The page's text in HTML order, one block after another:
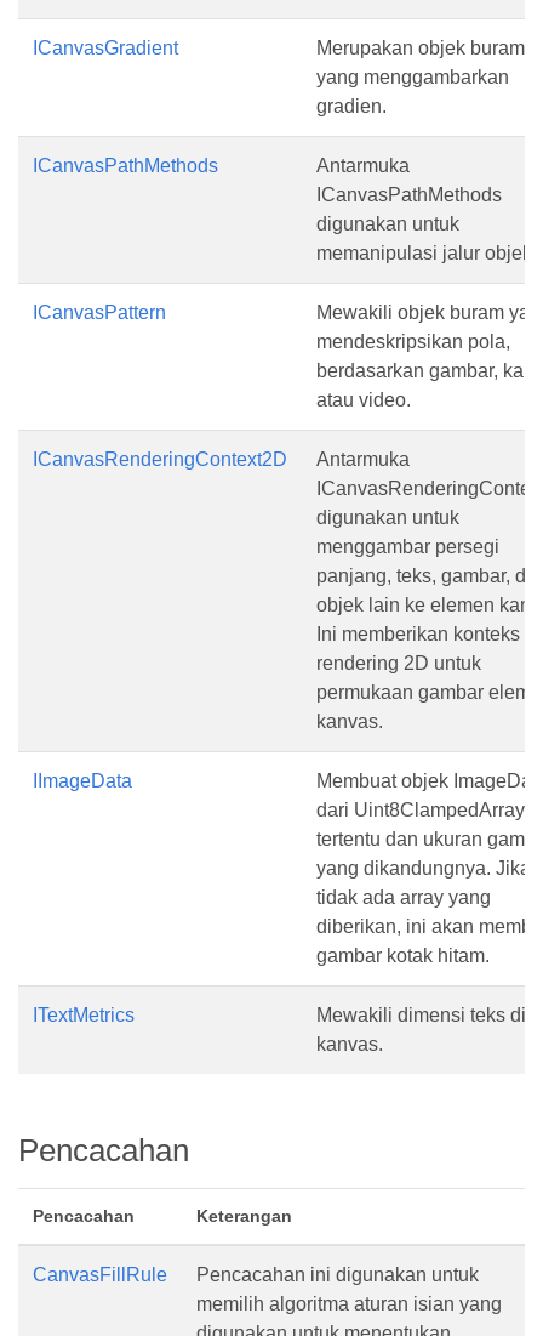
ICanvasGradient
Merupakan objek buram
yang menggambarkan
gradien.
ICanvasPathMethods
Antarmuka
ICanvasPathMethods
digunakan untuk
memanipulasi jalur objek.
ICanvasPattern
Mewakili objek buram
mendeskripsikan pola,
berdasarkan gambar,
atau video.
ICanvasRenderingContext2D
Antarmuka
digunakan untuk
menggambar persegi
panjang, teks, gambar,
objek lain ke elemen
Ini memberikan konteks
rendering 2D untuk
permukaan gambar
kanvas.
IImageData
Membuat objek
dari Uint8ClampedArray
tertentu dan ukuran
yang dikandungnya. Jika
tidak ada array yang
diberikan, ini akan
gambar kotak hitam.
ITextMetrics
Mewakili dimensi teks di
kanvas.
Pencacahan
Pencacahan Keterangan
CanvasFillRule
Pencacahan ini digunakan untuk
memilih algoritma aturan isian yang